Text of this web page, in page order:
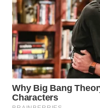
WN
DANAU
TOBA
WN
NIAS
WN